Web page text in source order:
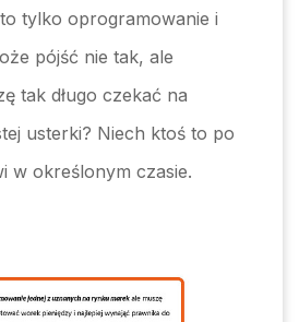
tylko oprogramowanie i
pójść nie tak, ale
tak długo czekać na
usterki? Niech ktoś to po
w określonym czasie.